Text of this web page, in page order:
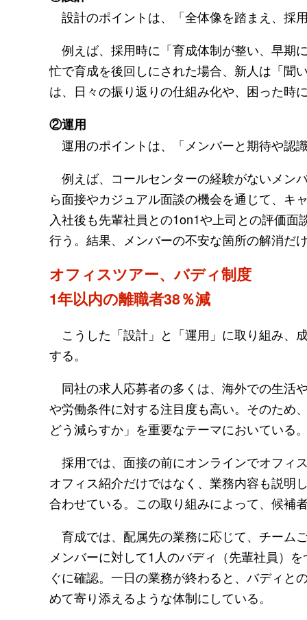
設計のポイントは、「全体像を踏まえ、採
例えば、採用時に「育成体制が整い、早期
忙で育成を後回しにされた場合、新人は「聞
は、日々の振り返りの仕組み化や、困った時
②運用
運用のポイントは、「メンバーと期待や認
例えば、コールセンターの経験がないメン
ら面接やカジュアル面談の機会を通じて、キ
入社後も先輩社員との1on1や上司との評価
行う。結果、メンバーの不安な箇所の解消だ
オフィスツアー、バディ制度
1年以内の離職者38％減
こうした「設計」と「運用」に取り組み、
する。
同社の求人応募者の多くは、海外での生活
や労働条件に対する注目度も高い。そのため
どう減らすか」を重要なテーマにおいている
採用では、面接の前にオンラインでオフィ
オフィス紹介だけではなく、業務内容も説明
合わせている。この取り組みによって、候補
育成では、配属先の業務に応じて、チーム
メンバーに対して1人のバディ（先輩社員）
ぐに確認。一日の業務が終わると、バディと
めて寄り添えるような体制にしている。